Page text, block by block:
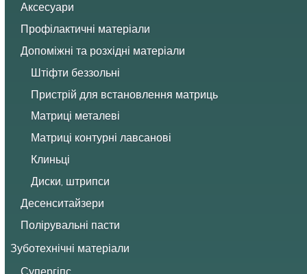
Аксесуари
Профілактичні матеріали
Допоміжні та розхідні матеріали
Штіфти беззольні
Пристрій для встановлення матриць
Матриці металеві
Матриці контурні лавсанові
Клиньці
Диски, штрипси
Десенситайзери
Полірувальні пасти
Зуботехнічні матеріали